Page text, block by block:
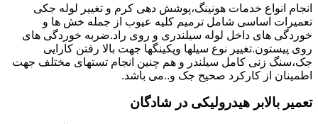
انجام انواع خدمات هونینگ،پوشش دهی کرم و تغییر لوله جکی
تعمیرات اساسی شامل ترمیم کلیه عیوب از جمله خش ها و
خوردگی های داخل لوله سیلندری و روی راد.ضربه خوردگی های
روی پیستون.تغییر نوع سیلها وپکینگها جهت بالا رفتن کارایی
جک،سنگ زنی کامل سیلندر و هم چنین انجام تستهای مختلف جهت
اطمینان از کارکرد صحیح جک و..می باشد.
تعمیر بالابر هیدرولیکی در شادگان